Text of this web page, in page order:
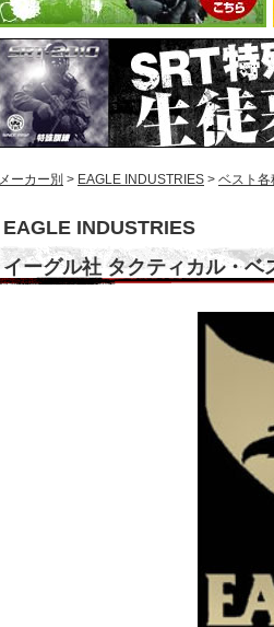
メーカー別 > EAGLE INDUSTRIES > ベスト各
EAGLE INDUSTRIES
イーグル社 タクティカル・ベ